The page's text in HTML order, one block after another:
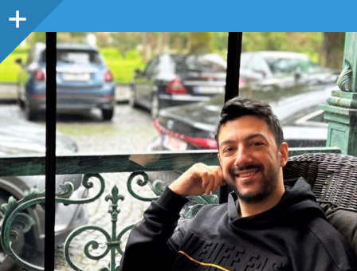
Sidebar